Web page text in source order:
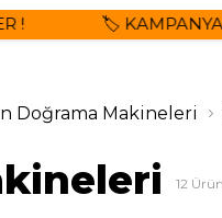
🏷️ KAMPANYALI
Doğrama Makineleri
12 Ürün